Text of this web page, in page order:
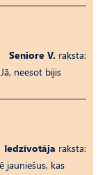
Seniore V. raksta:
neesot bijis
Iedzīvotāja raksta:
jauniešus, kas